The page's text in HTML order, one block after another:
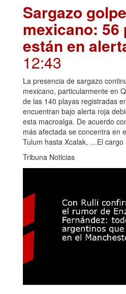
Sargazo
mexicano: 56
están en
12:43
La presencia de sargazo
mexicano, particularmente en
de las 140 playas registradas
encuentran bajo alerta roja
esta macroalga. De acuerdo
más afectada se concentra en
Tulum hasta Xcalak, …El cargo
Tribuna Noticias